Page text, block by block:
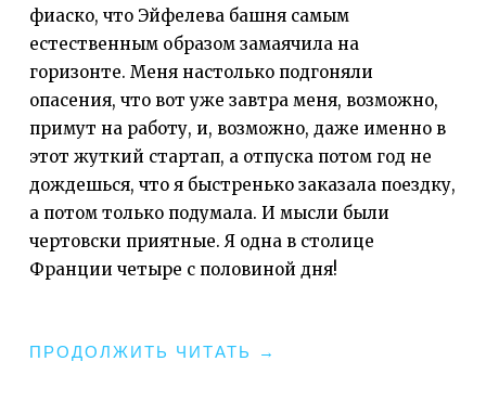
фиаско, что Эйфелева башня самым
естественным образом замаячила​ на
горизонте. Меня настолько подгоняли
опасения, что вот уже завтра меня, возможно,
примут на работу, и, возможно, даже именно в
этот жуткий стартап, а отпуска потом год не
дождешься, что я быстренько заказала поездку,
а потом только подумала. И мысли были
чертовски приятные. Я одна в столице
Франции четыре с половиной дня!
ПРОДОЛЖИТЬ ЧИТАТЬ
"КАК
→